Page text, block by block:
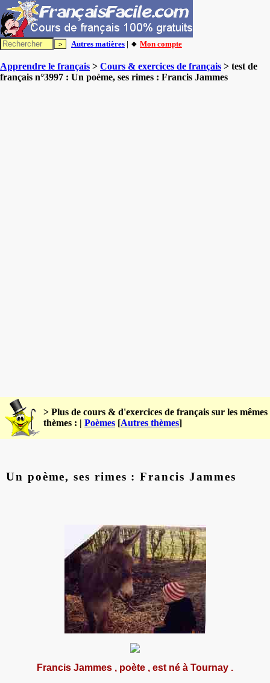
Autres matières | 🔸 Mon compte
Apprendre le français > Cours & exercices de français > test de
français n°3997 : Un poème, ses rimes : Francis Jammes
> Plus de cours & d'exercices de français sur les mêmes
thèmes : | Poèmes [Autres thèmes]
Un poème, ses rimes : Francis Jammes
Francis Jammes , poète , est né à Tournay .